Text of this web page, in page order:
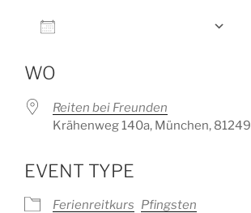
WO
Reiten bei Freunden
Krähenweg 140a, München, 81249
EVENT TYPE
Ferienreitkurs Pfingsten